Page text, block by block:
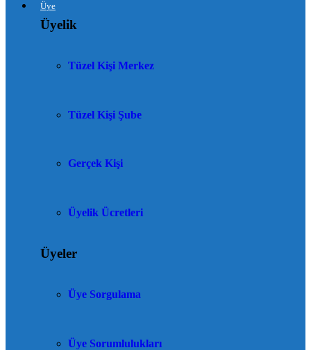
Üye
Üyelik
Tüzel Kişi Merkez
Tüzel Kişi Şube
Gerçek Kişi
Üyelik Ücretleri
Üyeler
Üye Sorgulama
Üye Sorumlulukları